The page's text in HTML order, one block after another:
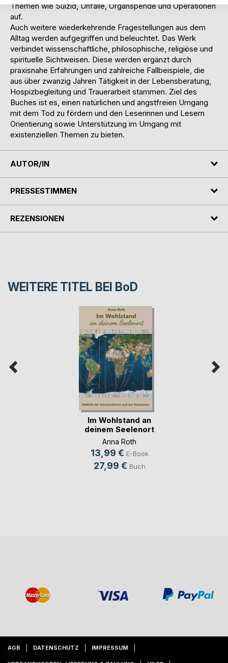
Themen wie Suizid, Unfälle, Organspende und Operationen
auf.
Auch weitere wiederkehrende Fragestellungen aus dem
Alltag werden aufgegriffen und beleuchtet. Das Werk
verbindet wissenschaftliche, philosophische, religiöse und
spirituelle Sichtweisen. Diese werden ergänzt durch
praxisnahe Erfahrungen und zahlreiche Fallbeispiele, die
aus über zwanzig Jahren Tätigkeit in der Lebensberatung,
Hospizbegleitung und Trauerarbeit stammen. Ziel des
Buches ist es, einen natürlichen und angstfreien Umgang
mit dem Tod zu fördern und den Leserinnen und Lesern
Orientierung sowie Unterstützung im Umgang mit
existenziellen Themen zu bieten.
AUTOR/IN
PRESSESTIMMEN
REZENSIONEN
WEITERE TITEL BEI BoD
Im Wohlstand an
deinem Seelenort
Anna Roth
13,99 € E-Book
27,99 € Buch
AGB DATENSCHUTZ IMPRESSUM